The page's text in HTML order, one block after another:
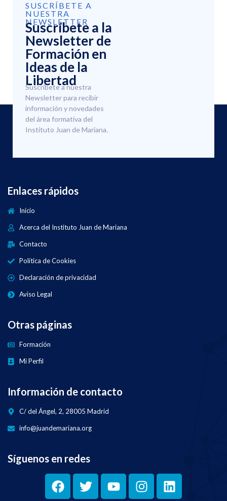
SUSCRÍBETE A
NUESTRA
NEWSLETTER
Suscríbete a la
Newsletter de
Formación en
Ideas de la
Libertad
Suscríbete a nuestra
Newsletter para recibir
información y novedades
del área formativa del
Instituto Juan de Mariana.
Enlaces rápidos
Inicio
Acerca del Instituto Juan de Mariana
Contacto
Política de Cookies
Declaración de privacidad
Aviso Legal
Otras páginas
Formación
Mi Perfil
Información de contacto
C/ del Ángel, 2, 28005 Madrid
info@juandemariana.org
Síguenos en redes